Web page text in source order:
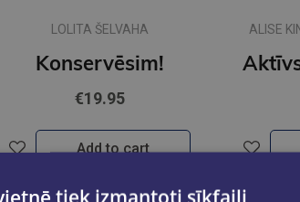
LOLITA ŠELVAHA
Konservēsim!
€19.95
Add to cart
ALISE
tiek izmantoti sīkfaili